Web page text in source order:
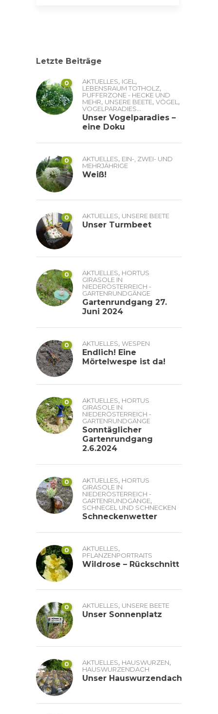
Letzte Beiträge
0 AKTUELLES, IGEL ,
LEBENSRAUM TOTHOLZ,
PUFFERZONE - HECKE UND
MEHR, UNSERE BEETE, VÖGEL ,
VOGELPARADIES...
Unser Vogelparadies –
eine Doku
0 AKTUELLES, EIN-, ZWEI- UND
MEHRJÄHRIGE
Weiß!
0 AKTUELLES, UNSERE BEETE
Unser Turmbeet
0 AKTUELLES, HORTUS
GIRASOLE IN
NIEDERÖSTERREICH -
GARTENRUNDGÄNGE
Gartenrundgang 27.
Juni 2024
0 AKTUELLES, WESPEN
Endlich! Eine
Mörtelwespe ist da!
0 AKTUELLES, HORTUS
GIRASOLE IN
NIEDERÖSTERREICH -
GARTENRUNDGÄNGE
Sonntäglicher
Gartenrundgang
2.6.2024
0 AKTUELLES, HORTUS
GIRASOLE IN
NIEDERÖSTERREICH -
GARTENRUNDGÄNGE,
SCHNEGEL UND SCHNECKEN
Schneckenwetter
0 AKTUELLES,
PFLANZENPORTRAITS
Wildrose – Rückschnitt
0 AKTUELLES, UNSERE BEETE
Unser Sonnenplatz
0 AKTUELLES, HAUSWURZEN,
HAUSWURZENDACH
Unser Hauswurzendach